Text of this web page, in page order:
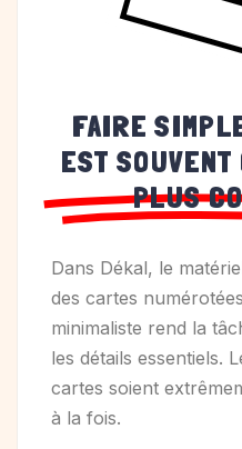
FAIRE
EST
PLUS
Dans Dékal, le
des cartes
minimaliste rend la
les détails essentiels.
cartes soient
à la fois.